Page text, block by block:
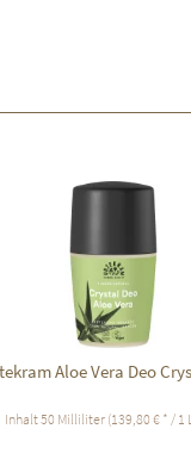
Aloe Vera Deo
Inhalt50 Milliliter (139,80 € * / 1